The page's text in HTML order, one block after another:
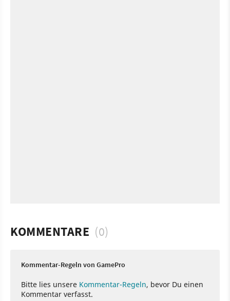
KOMMENTARE (0)
Kommentar-Regeln von GamePro
Bitte lies unsere Kommentar-Regeln, bevor Du einen
Kommentar verfasst.